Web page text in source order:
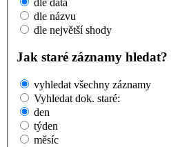
dle názvu
dle největší shody
Jak staré záznamy hledat?
vyhledat všechny záznamy
Vyhledat dok. staré:
den
týden
měsíc